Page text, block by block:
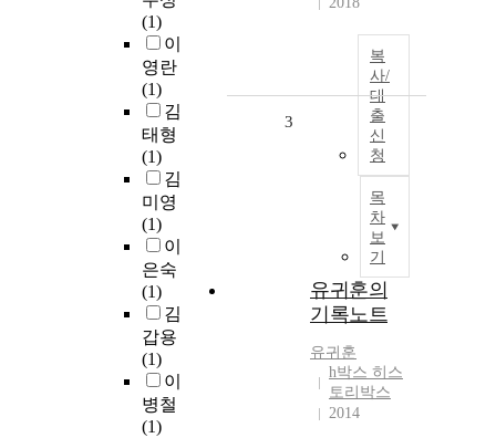
(1)
이
영란
(1)
김
태형
(1)
김
미영
(1)
이
은숙
(1)
김
갑용
(1)
이
병철
(1)
복
사/
대
출
신
청
목
차
보
기
3
유귀훈의
기록노트
유귀훈
h박스 히스
토리박스
2014